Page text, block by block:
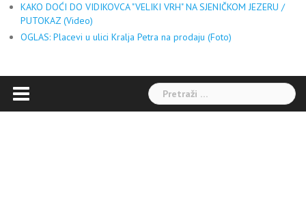
KAKO DOĆI DO VIDIKOVCA "VELIKI VRH" NA SJENIČKOM JEZERU /
PUTOKAZ (Video)
OGLAS: Placevi u ulici Kralja Petra na prodaju (Foto)
Pretraga: